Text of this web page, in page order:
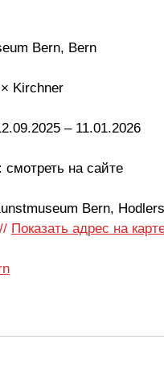
Bern, Bern
Kirchner
– 11.01.2026
смотреть на сайте
Bern,
// Показать адрес на